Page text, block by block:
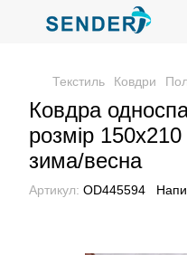
Текстиль Ковдри
Ковдра
розмір
зима/весна
Артикул: ОD445594